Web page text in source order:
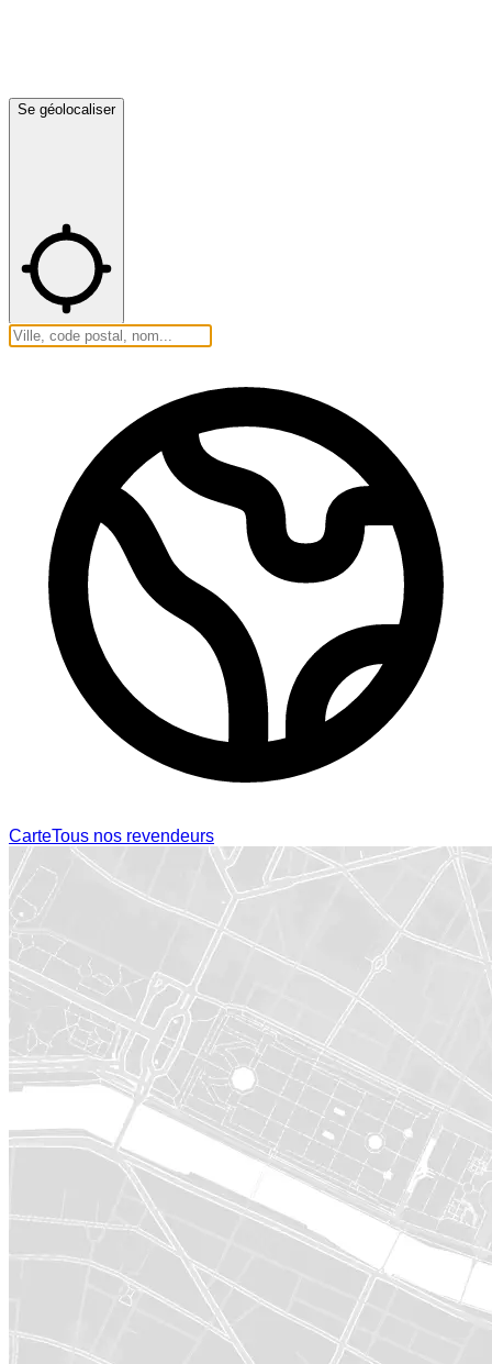
Se géolocaliser
CarteTous nos revendeurs